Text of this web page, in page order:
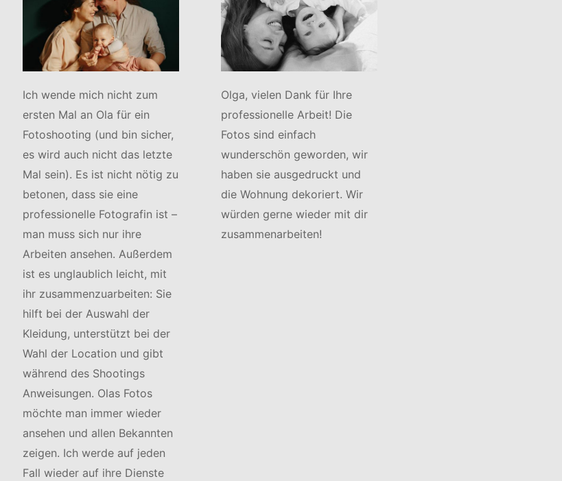
Ich wende mich nicht zum
ersten Mal an Ola für ein
Fotoshooting (und bin sicher,
es wird auch nicht das letzte
Mal sein). Es ist nicht nötig zu
betonen, dass sie eine
professionelle Fotografin ist –
man muss sich nur ihre
Arbeiten ansehen. Außerdem
ist es unglaublich leicht, mit
ihr zusammenzuarbeiten: Sie
hilft bei der Auswahl der
Kleidung, unterstützt bei der
Wahl der Location und gibt
während des Shootings
Anweisungen. Olas Fotos
möchte man immer wieder
ansehen und allen Bekannten
zeigen. Ich werde auf jeden
Fall wieder auf ihre Dienste
Olga, vielen Dank für Ihre
professionelle Arbeit! Die
Fotos sind einfach
wunderschön geworden, wir
haben sie ausgedruckt und
die Wohnung dekoriert. Wir
würden gerne wieder mit dir
zusammenarbeiten!